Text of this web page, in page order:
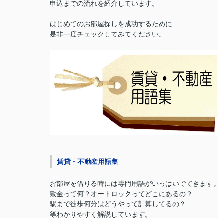
申込までの流れを紹介しています。
はじめてのお部屋探しを成功するために
是非一度チェックしてみてください。
賃貸・不動産用語集
お部屋を借りる時には専門用語がいっぱいでてきます
敷金って何？オートロックってどこにあるの？
駅まで徒歩何分はどうやって計算してるの？
等わかりやすく解説しています。